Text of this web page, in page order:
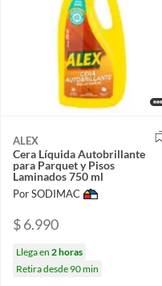
ALEX
Cera Líquida Autobrillante
para Parquet y Pisos
Laminados 750 ml
Por SODIMAC
$ 6.990
Llega en 2 horas
Retira desde 90 min